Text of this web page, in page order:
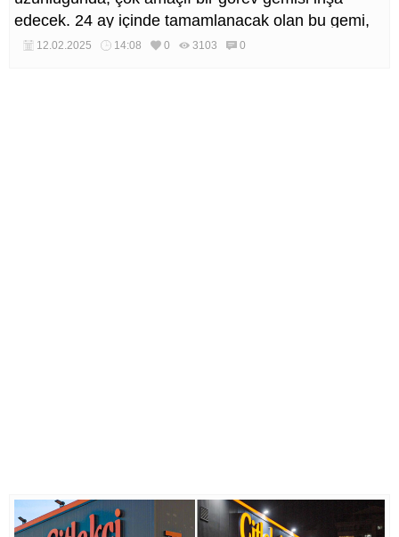
edecek. 24 ay içinde tamamlanacak olan bu gemi,
Malezya Sahil Güvenlik Komutanlığı (MMEA)
12.02.2025 14:08 0 3103 0